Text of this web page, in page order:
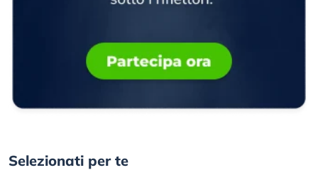
Selezionati per te